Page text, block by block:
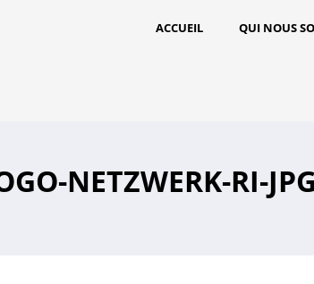
ACCUEIL QUI NOUS
NETZWERK-RI-